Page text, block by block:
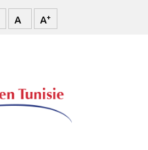
A A+